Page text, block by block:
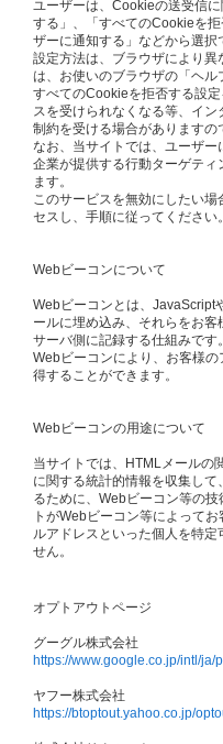
ユーザーは、Cookieの送受信
する」、「すべてのCookieを
ザーに通知する」などから選択
設定方法は、ブラウザにより
は、お使いのブラウザの「ヘル
すべてのCookieを拒否する設
スを受けられなくなる等、イン
制約を受ける場合がありますの
なお、当サイトでは、ユーザ
企業が提供する行動ターゲティ
ます。
このサービスを無効にしたい
セスし、手順に従ってください。
Webビーコンについて
Webビーコンとは、JavaScript
ールに埋め込み、それらをお
サーバ側に記録する仕組みです。
Webビーコンにより、お客様
得することができます。
Webビーコンの用途について
当サイトでは、HTMLメールの
に関する統計的情報を収集し
るために、Webビーコン等の
トがWebビーコン等によって
ルアドレスといった個人を特
せん。
オプトアウトページ
グーグル株式会社
https://www.google.co.jp/intl/ja/
ヤフー株式会社
https://btoptout.yahoo.co.jp/